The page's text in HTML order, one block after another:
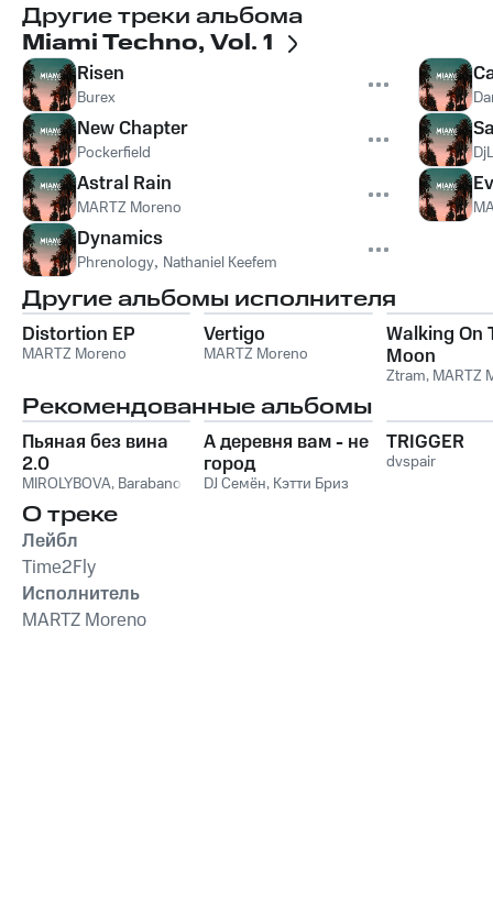
Другие треки альбома
Miami Techno, Vol. 1
Risen
Burex
New Chapter
Pockerfield
Astral Rain
MARTZ Moreno
Dynamics
Phrenology, Nathaniel Keefem
Другие альбомы исполнителя
Distortion EP
MARTZ Moreno
Vertigo
MARTZ Moreno
Walking On
Moon
Ztram, MARTZ
Рекомендованные альбомы
Пьяная без вина
2.0
MIROLYBOVA, Barabanov
А деревня вам - не
город
DJ Семён, Кэтти Бриз
TRIGGER
dvspair
О треке
Лейбл
Time2Fly
Исполнитель
MARTZ Moreno